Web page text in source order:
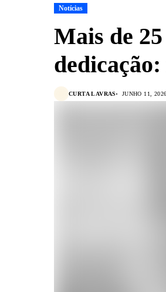
Notícias
Mais de
CURTA LAVRAS JUNHO 11,